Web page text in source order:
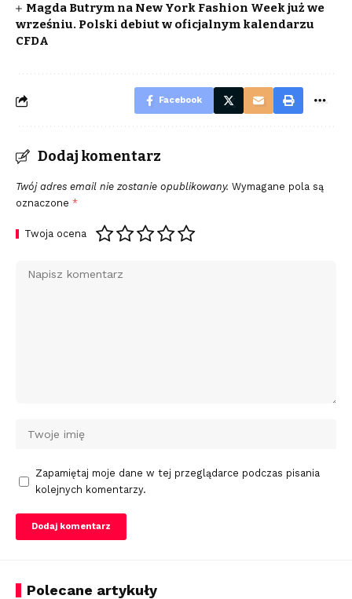
Magda Butrym na New York Fashion Week już we
wrześniu. Polski debiut w oficjalnym kalendarzu
CFDA
Facebook
Dodaj komentarz
Twój adres email nie zostanie opublikowany. Wymagane pola są
oznaczone *
Twoja ocena
Zapamiętaj moje dane w tej przeglądarce podczas pisania
kolejnych komentarzy.
Polecane artykuły